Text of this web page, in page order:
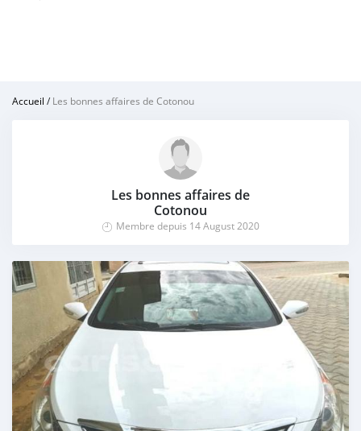
Accueil /Les bonnes affaires de Cotonou
Les bonnes affaires de
Cotonou
Membre depuis 14 August 2020